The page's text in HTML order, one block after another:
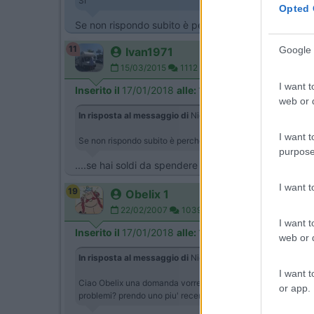
Opted
Google
I want
web or
I want
I want
I want
web or
I want
or app.
Se non rispondo subito è perchè ho problemi con la
11 Ivan1971
15/03/2015 1112
Inserito il 17/01/2018 alle: 13:53:33
In risposta al messaggio di Nico Rimor76
Se non rispondo subito è perchè ho problemi con la mia mail
....se hai soldi da spendere o se il tuo camper è
19 Obelix 1
22/02/2007 1039
Inserito il 17/01/2018 alle: 18:32:58
In risposta al messaggio di Nico Rimor76
Ciao Obelix una domanda vorrei farti seondo te quando e
problemi? prendo uno piu' recente?